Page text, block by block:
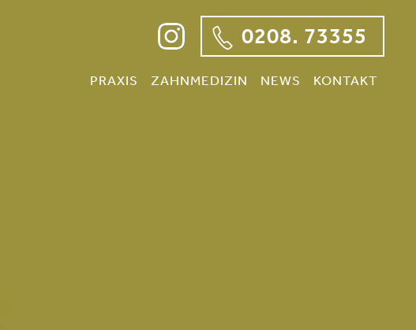
0208. 73355
PRAXIS ZAHNMEDIZIN NEWS KONTAKT